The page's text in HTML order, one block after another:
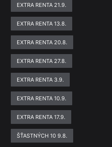
EXTRA RENTA 21.9.
EXTRA RENTA 13.8.
EXTRA RENTA 20.8.
EXTRA RENTA 27.8.
EXTRA RENTA 3.9.
EXTRA RENTA 10.9.
EXTRA RENTA 17.9.
ŠŤASTNÝCH 10 9.8.